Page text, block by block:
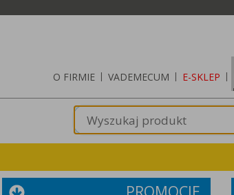
O FIRMIE | VADEMECUM | E-SKLEP |